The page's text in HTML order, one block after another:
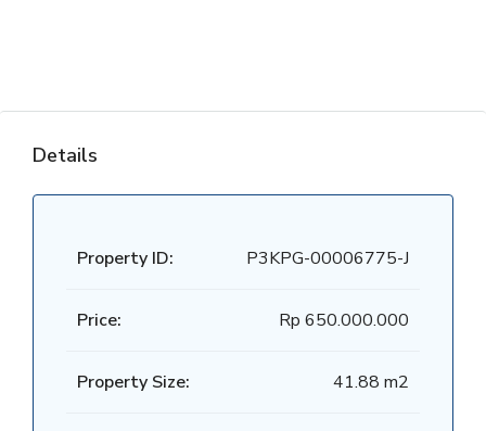
Details
Property ID: P3KPG-00006775-J
Price: Rp 650.000.000
Property Size: 41.88 m2